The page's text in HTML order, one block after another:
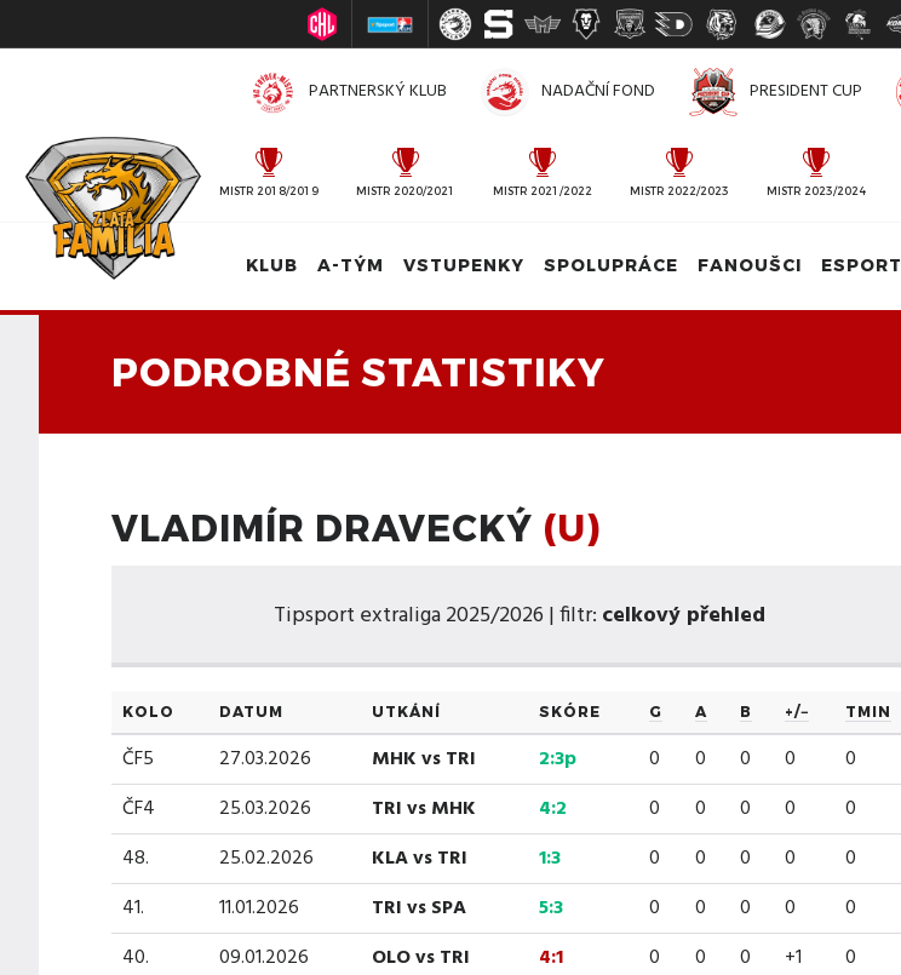
PARTNERSKÝ KLUB NADAČNÍ FOND PRESIDENT CUP
MISTR 2010/2011 MISTR 2018/2019 MISTR 2020/2021 MISTR 2021/2022 MISTR 2022/2023 MISTR 2023/2024
KLUB A-TÝM VSTUPENKY SPOLUPRÁCE FANOUŠCI ESPORT
PODROBNÉ STATISTIKY
VLADIMÍR DRAVECKÝ (U)
Tipsport extraliga 2025/2026 | filtr: celkový přehled
KOLO DATUM UTKÁNÍ SKÓRE G A B +/− TMIN
ČF5 27.03.2026 MHK vs TRI 2:3p 0 0 0 0
0
ČF4
25.03.2026 TRI vs MHK 4:2 0 0 0 0
0
48.
25.02.2026 KLA vs TRI 1:3 0 0 0 0
0
41.
11.01.2026 TRI vs SPA 5:3 0 0 0 0
0
40.
09.01.2026 OLO vs TRI 4:1 0 0 0 +1
0